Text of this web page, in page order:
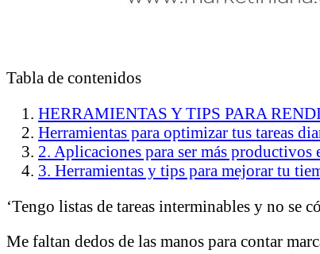
Tabla de contenidos
HERRAMIENTAS Y TIPS PARA
Herramientas para optimizar tus tareas
2. Aplicaciones para ser más productivos
3. Herramientas y tips para mejorar tu
‘Tengo listas de tareas interminables y no se
Me faltan dedos de las manos para contar